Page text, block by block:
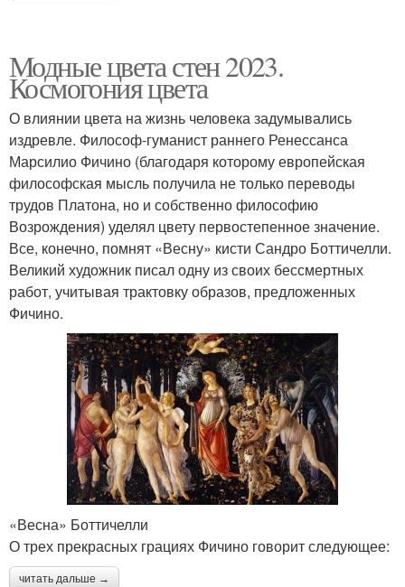
Модные цвета стен 2023.
Космогония цвета
О влиянии цвета на жизнь человека задумывались
издревле. Философ-гуманист раннего Ренессанса
Марсилио Фичино (благодаря которому европейская
философская мысль получила не только переводы
трудов Платона, но и собственно философию
Возрождения) уделял цвету первостепенное значение.
Все, конечно, помнят «Весну» кисти Сандро Боттичелли.
Великий художник писал одну из своих бессмертных
работ, учитывая трактовку образов, предложенных
Фичино.
«Весна» Боттичелли
О трех прекрасных грациях Фичино говорит следующее:
читать дальше →